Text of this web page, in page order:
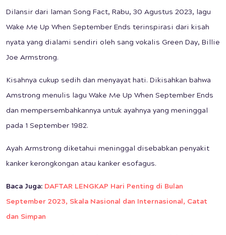
Dilansir dari laman Song Fact, Rabu, 30 Agustus 2023, lagu
Wake Me Up When September Ends terinspirasi dari kisah
nyata yang dialami sendiri oleh sang vokalis Green Day, Billie
Joe Armstrong.
Kisahnya cukup sedih dan menyayat hati. Dikisahkan bahwa
Amstrong menulis lagu Wake Me Up When September Ends
dan mempersembahkannya untuk ayahnya yang meninggal
pada 1 September 1982.
Ayah Armstrong diketahui meninggal disebabkan penyakit
kanker kerongkongan atau kanker esofagus.
Baca Juga: DAFTAR LENGKAP Hari Penting di Bulan
September 2023, Skala Nasional dan Internasional, Catat
dan Simpan